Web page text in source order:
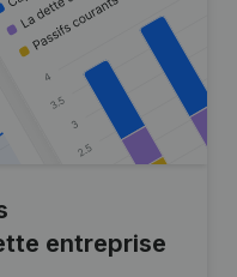
entreprise